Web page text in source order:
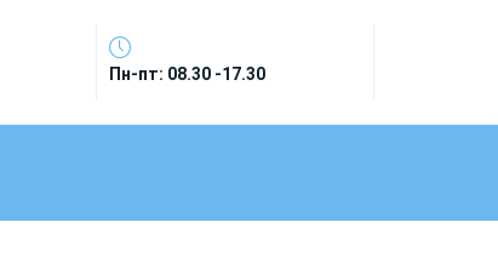
Пн-пт: 08.30 -17.30